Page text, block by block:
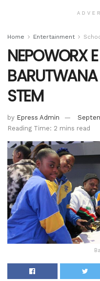
Home Entertainment
NEPOWORX
STEM
by Epress Admin
Reading Time: 2 mins read